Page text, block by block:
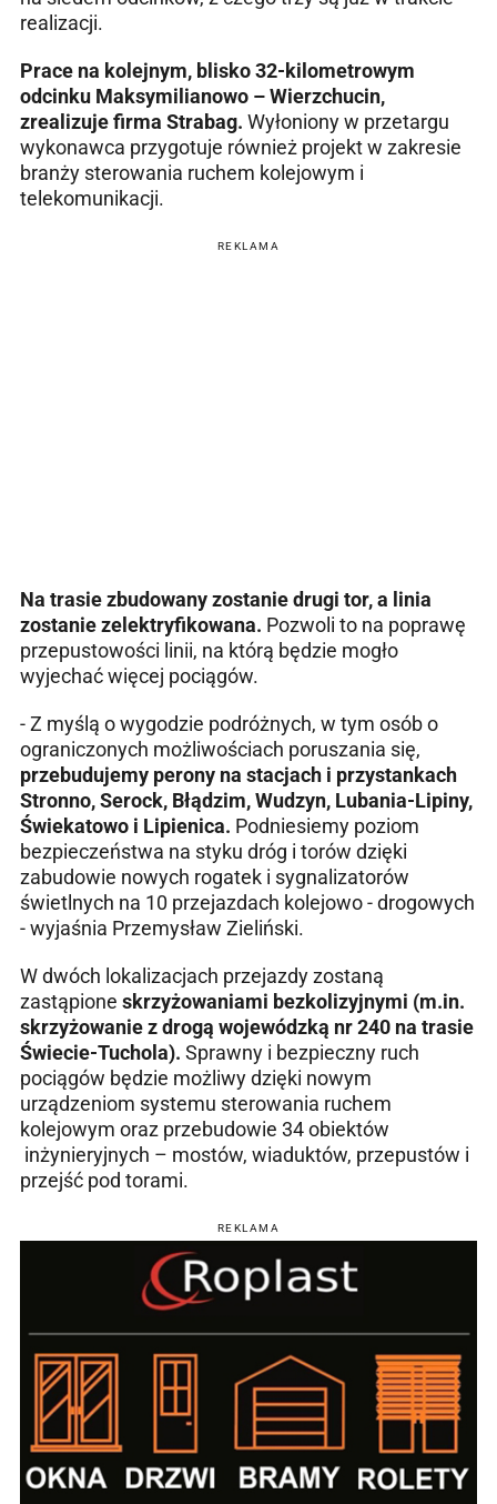
realizacji.
Prace na kolejnym, blisko 32-kilometrowym
odcinku Maksymilianowo – Wierzchucin,
zrealizuje firma Strabag. Wyłoniony w przetargu
wykonawca przygotuje również projekt w zakresie
branży sterowania ruchem kolejowym i
telekomunikacji.
REKLAMA
Na trasie zbudowany zostanie drugi tor, a linia
zostanie zelektryfikowana. Pozwoli to na poprawę
przepustowości linii, na którą będzie mogło
wyjechać więcej pociągów.
- Z myślą o wygodzie podróżnych, w tym osób o
ograniczonych możliwościach poruszania się,
przebudujemy perony na stacjach i przystankach
Stronno, Serock, Błądzim, Wudzyn, Lubania-Lipiny,
Świekatowo i Lipienica. Podniesiemy poziom
bezpieczeństwa na styku dróg i torów dzięki
zabudowie nowych rogatek i sygnalizatorów
świetlnych na 10 przejazdach kolejowo - drogowych
- wyjaśnia Przemysław Zieliński.
W dwóch lokalizacjach przejazdy zostaną
zastąpione skrzyżowaniami bezkolizyjnymi (m.in.
skrzyżowanie z drogą wojewódzką nr 240 na trasie
Świecie-Tuchola). Sprawny i bezpieczny ruch
pociągów będzie możliwy dzięki nowym
urządzeniom systemu sterowania ruchem
kolejowym oraz przebudowie 34 obiektów
inżynieryjnych – mostów, wiaduktów, przepustów i
przejść pod torami.
REKLAMA